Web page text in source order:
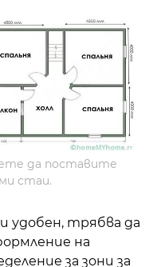
да поставите
стаи.
удобен, трябва да
на
за зони за